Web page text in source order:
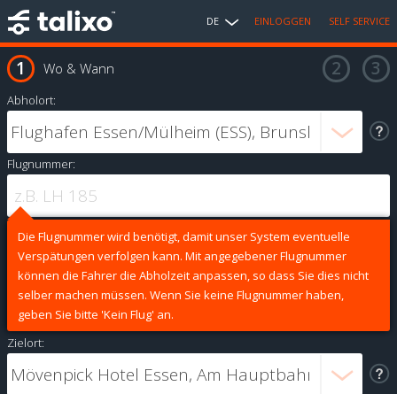
DE EINLOGGEN SELF SERVICE
Wo & Wann
Abholort:
Flugnummer:
Die Flugnummer wird benötigt, damit unser System eventuelle
Verspätungen verfolgen kann. Mit angegebener Flugnummer
können die Fahrer die Abholzeit anpassen, so dass Sie dies nicht
selber machen müssen. Wenn Sie keine Flugnummer haben,
geben Sie bitte 'Kein Flug' an.
Zielort: